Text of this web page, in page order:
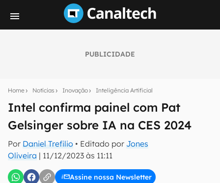
PUBLICIDADE
Home Notícias Inovação Inteligência Artificial
Intel confirma painel com Pat
Gelsinger sobre IA na CES 2024
Por Daniel Trefilio • Editado por Jones
Oliveira | 11/12/2023 às 11:11
Assine nossa Newsletter
notícias e reviews sobre tecnologia em primeira
mão.
E-mail